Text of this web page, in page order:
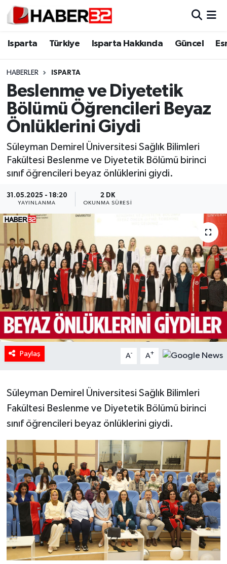
Isparta Türkiye Isparta Hakkında Güncel
HABERLER ISPARTA
Beslenme ve Diyetetik
Bölümü Öğrencileri Beyaz
Önlüklerini Giydi
Süleyman Demirel Üniversitesi Sağlık Bilimleri
Fakültesi Beslenme ve Diyetetik Bölümü birinci
sınıf öğrencileri beyaz önlüklerini giydi.
31.05.2025 - 18:20
YAYINLANMA
2 DK
OKUNMA SÜRESI
Paylaş A- A+
Süleyman Demirel Üniversitesi Sağlık Bilimleri
Fakültesi Beslenme ve Diyetetik Bölümü birinci
sınıf öğrencileri beyaz önlüklerini giydi.
Isparta
Esnaf Diyor ki;
ASAYİŞ
BİLİM VE TEKNOLOJİ
EĞİTİM
GENEL
Güncel
HABERDE İNSAN
İlginç
KÜLTÜR SANAT
MAGAZİN
Oyun
SAĞLIK
Spor
Tarihi Yapılarımız
Teknoloji
Türkiye
Yerel
Isparta Nöbetçi Eczaneler
Isparta Trafik Yoğunluk Haritası
Süper Lig Puan Durumu ve Fikstür
Tüm Manşetler
Son Dakika Haberleri
Haber Arşivi